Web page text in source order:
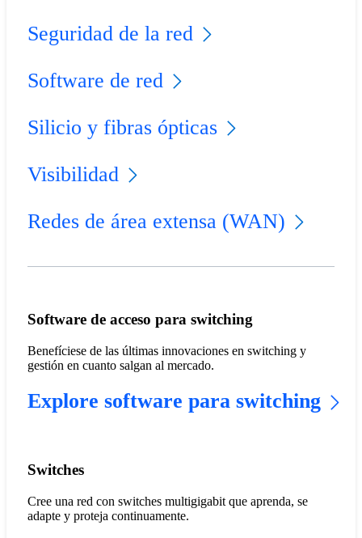
Seguridad de la red
Software de red
Silicio y fibras ópticas
Visibilidad
Redes de área extensa (WAN)
Software de acceso para switching
Benefíciese de las últimas innovaciones en switching y
gestión en cuanto salgan al mercado.
Explore software para switching
Switches
Cree una red con switches multigigabit que aprenda, se
adapte y proteja continuamente.